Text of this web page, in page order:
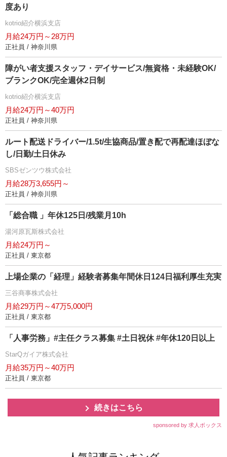
度あり
kotrio紹介横浜支店
月給24万円～28万円
正社員 / 神奈川県
障がい者支援スタッフ・デイサービス/無資格・未経験OK/
ブランクOK/完全週休2日制
kotrio紹介横浜支店
月給24万円～40万円
正社員 / 神奈川県
ルート配送ドライバー/1.5t/生協商品/置き配で再配達ほぼな
し/日勤/土日休み
SBSゼンツウ株式会社
月給28万3,655円～
正社員 / 神奈川県
「総合職 」年休125日/残業月10h
湯河原瓦斯株式会社
月給24万円～
正社員 / 東京都
上場企業の「経理」経験者募集年間休日124日福利厚生充実
三谷商事株式会社
月給29万円～47万5,000円
正社員 / 東京都
「人事労務」#主任クラス募集 #土日祝休 #年休120日以上
StarQガイア株式会社
月給35万円～40万円
正社員 / 東京都
続きはこちら
sponsored by 求人ボックス